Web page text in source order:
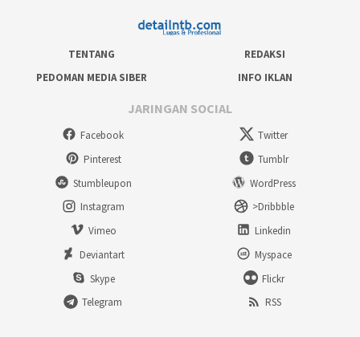
TENTANG
REDAKSI
PEDOMAN MEDIA SIBER
INFO IKLAN
JARINGAN SOCIAL
Facebook
Twitter
Pinterest
Tumblr
Stumbleupon
WordPress
Instagram
>Dribbble
Vimeo
Linkedin
Deviantart
Myspace
Skype
Flickr
Telegram
RSS